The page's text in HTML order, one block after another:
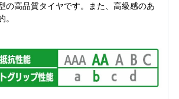
の高品質タイヤです。また、高級感のあ
。